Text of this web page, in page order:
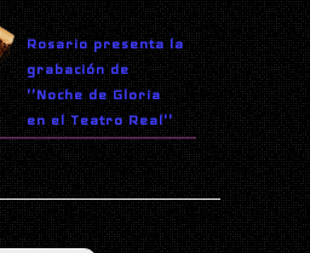
Rosario presenta la
grabación de
''Noche de Gloria
en el Teatro Real''